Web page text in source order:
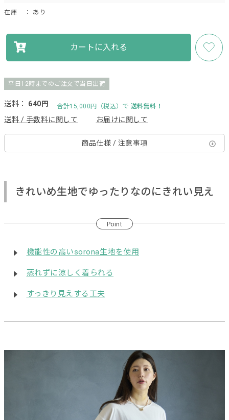
在庫 ： あり
カートに入れる
平日12時までのご注文で当日出荷
送料： 640円 合計15,000円（税込）で 送料無料！
送料 / 手数料に関して お届けに関して
商品仕様 / 注意事項
きれいめ生地でゆったりなのにきれい見え
Point
機能性の高いsorona生地を使用
蒸れずに涼しく着られる
すっきり見えする工夫